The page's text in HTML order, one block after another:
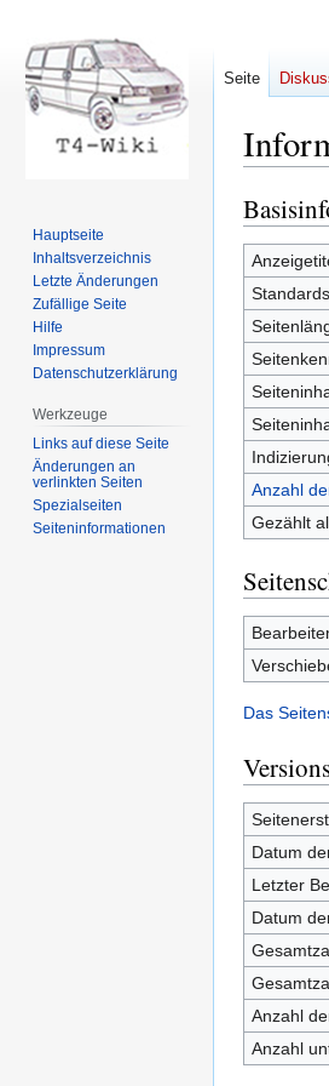
Zur
Navigation
springen
Zur
Suche
springen
Anzahl
Gezählt
Das
Datum
Letzter
Datum
Anzahl
Anzahl
Seite
Hauptseite
Inhaltsverzeichnis
Letzte Änderungen
Zufällige Seite
Hilfe
Impressum
Datenschutzerklärung
Werkzeuge
Links auf diese Seite
Änderungen an
verlinkten Seiten
Spezialseiten
Seiten­informationen